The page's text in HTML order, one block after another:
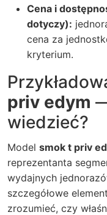
Cena i
dotyczy):
cena za
kryterium.
priv edym
wiedzieć?
Model smok t priv
reprezentanta
wydajnych
szczegółowe
zrozumieć, czy